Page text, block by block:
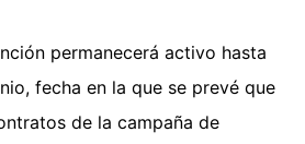
permanecerá activo hasta
fecha en la que se prevé que
de la campaña de